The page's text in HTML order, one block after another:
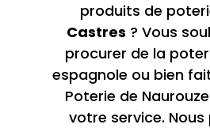
produits de
Castres ? Vous
procurer de la
espagnole ou bien
Poterie de
votre service.